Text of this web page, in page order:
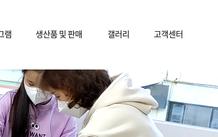
램 생산품 및 판매 갤러리 고객센터